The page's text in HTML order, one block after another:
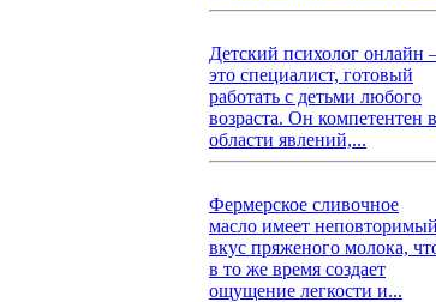
Детский психолог
это специалист, готовый
работать с детьми любого
возраста. Он компетентен в
области явлений,...
Фермерское сливочное
масло имеет неповторимый
вкус пряженого молока,
в то же время создает
ощущение легкости и...